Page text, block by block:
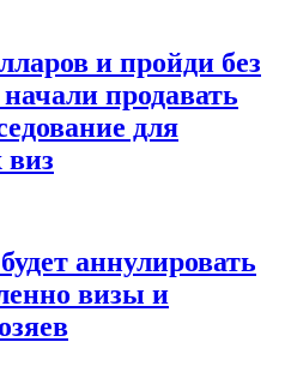
и пройди без
продавать
для
виз
аннулировать
визы и